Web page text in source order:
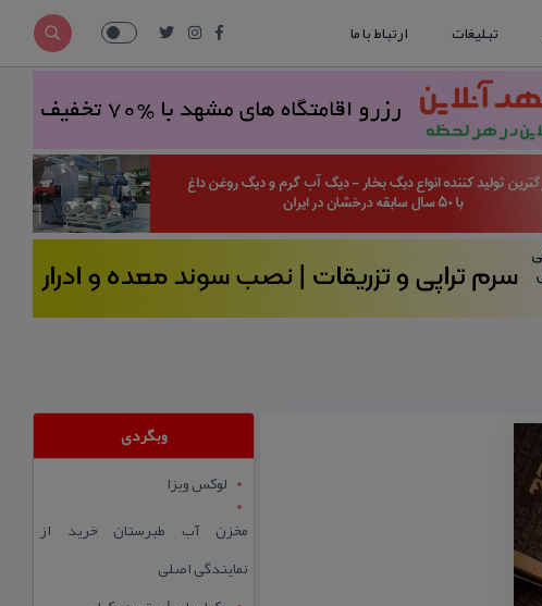
تبلیغات ارتباط با ما
وبگردی
لوکس ویزا
مخزن آب طبرستان خرید از
نمایندگی اصلی